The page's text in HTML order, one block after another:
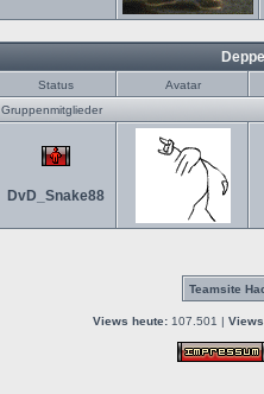
Status
Avatar
Gruppenmitglieder
DvD_Snake88
Teamsite
Views heute: 107.501 |